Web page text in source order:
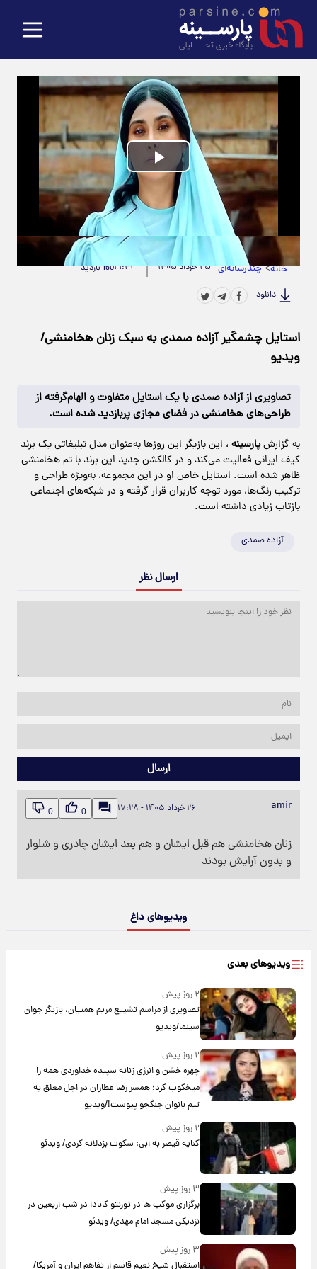
Play
Video
حجم ویدیو: 2.04M |مدت زمان ویدیو: 00:00:26
خانه>چندرسانه‌ای ۲۵ خرداد ۱۴۰۵ ۲۱:۴۳150 بازدید
دانلود
استایل چشمگیر آزاده صمدی به سبک زنان هخامنشی/
ویدیو
تصاویری از آزاده صمدی با یک استایل متفاوت و الهام‌گرفته از
طراحی‌های هخامنشی در فضای مجازی پربازدید شده است.
به گزارشپارسینه ، این بازیگر این روزها به‌عنوان مدل تبلیغاتی یک برند
کیف ایرانی فعالیت می‌کند و در کالکشن جدید این برند با تم هخامنشی
ظاهر شده است. استایل خاص او در این مجموعه، به‌ویژه طراحی و
ترکیب رنگ‌ها، مورد توجه کاربران قرار گرفته و در شبکه‌های اجتماعی
بازتاب زیادی داشته است.
آزاده صمدی
ارسال نظر
ارسال
amir ۲۶ خرداد ۱۴۰۵ - ۱۷:۲۸ 0
0
زنان هخامنشی هم قبل ایشان و هم بعد ایشان چادری و شلوار
و بدون آرایش بودند
ویدیوهای داغ
ویدیوهای بعدی
۲ روز پیش
تصاویری از مراسم تشییع مریم همتیان، بازیگر جوان
سینما/ویدیو
۲ روز پیش
چهره خشن و انرژی زنانه سپیده خداوردی همه را
میخکوب کرد؛ همسر رضا عطاران در اجل معلق به
تیم بانوان جنگجو پیوست!/ویدیو
۲ روز پیش
کنایه قیصر به ابی: سکوت بزدلانه کردی/ ویدئو
۳ روز پیش
برگزاری موکب ها در تورنتو کانادا در شب اربعین در
نزدیکی مسجد امام مهدی/ ویدئو
۳ روز پیش
استقبال شیخ نعیم قاسم از تفاهم ایران و آمریکا/